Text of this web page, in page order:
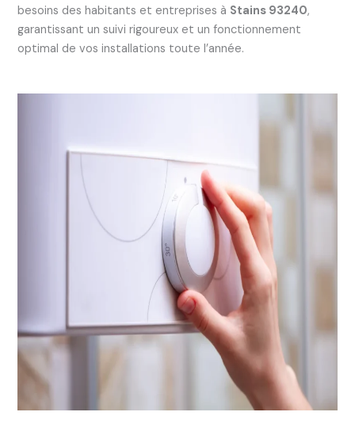
besoins des habitants et entreprises à Stains 93240,
garantissant un suivi rigoureux et un fonctionnement
optimal de vos installations toute l’année.